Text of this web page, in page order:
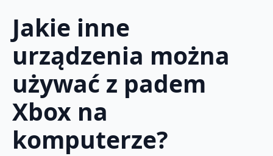
Jakie inne
urządzenia można
używać z padem
Xbox na
komputerze?